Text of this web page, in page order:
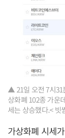
▲ 21일 오전 7시31
상화폐 102종 가운
세는 상승했다.< 빗
가상화폐 시세